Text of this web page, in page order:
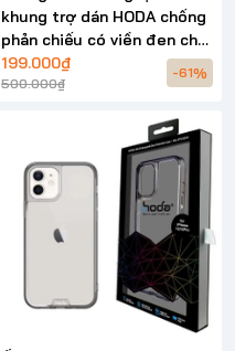
khung trợ dán HODA chống
phản chiếu có viền đen cho
iPhone 13 Pro Max
199.000₫
500.000₫
-61%